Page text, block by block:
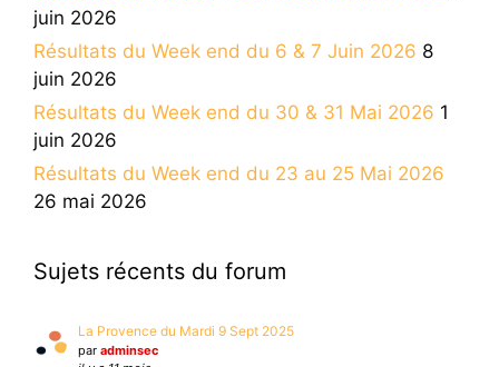
juin 2026
Résultats du Week end du 6 & 7 Juin 2026 8
juin 2026
Résultats du Week end du 30 & 31 Mai 2026 1
juin 2026
Résultats du Week end du 23 au 25 Mai 2026
26 mai 2026
Sujets récents du forum
La Provence du Mardi 9 Sept 2025
par adminsec